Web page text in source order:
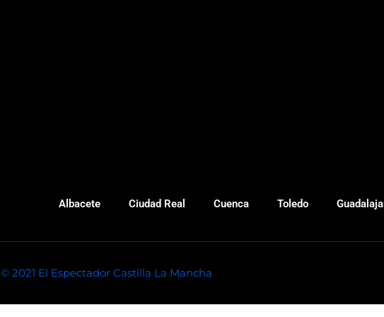
Albacete Ciudad Real Cuenca Toledo
© 2021 El Espectador Castilla La Mancha